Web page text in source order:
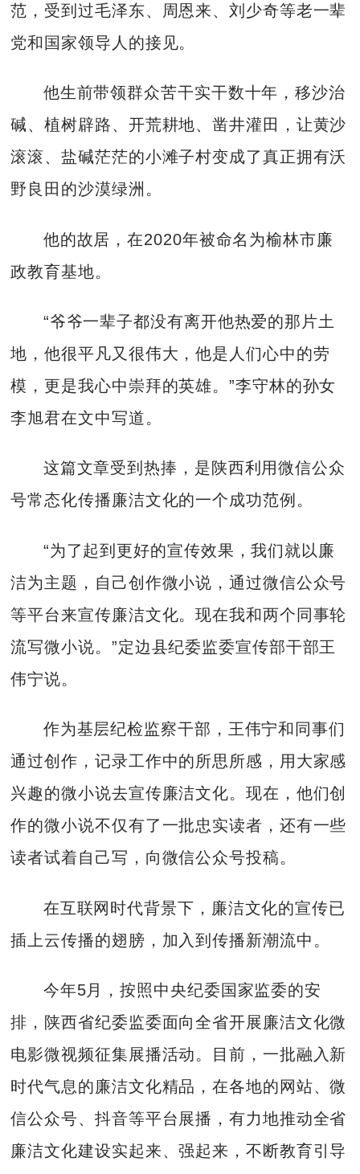
范，受到过毛泽东、周恩来、刘少奇等老一辈
党和国家领导人的接见。
他生前带领群众苦干实干数十年，移沙治
碱、植树辟路、开荒耕地、凿井灌田，让黄沙
滚滚、盐碱茫茫的小滩子村变成了真正拥有沃
野良田的沙漠绿洲。
他的故居，在2020年被命名为榆林市廉
政教育基地。
“爷爷一辈子都没有离开他热爱的那片土
地，他很平凡又很伟大，他是人们心中的劳
模，更是我心中崇拜的英雄。”李守林的孙女
李旭君在文中写道。
这篇文章受到热捧，是陕西利用微信公众
号常态化传播廉洁文化的一个成功范例。
“为了起到更好的宣传效果，我们就以廉
洁为主题，自己创作微小说，通过微信公众号
等平台来宣传廉洁文化。现在我和两个同事轮
流写微小说。”定边县纪委监委宣传部干部王
伟宁说。
作为基层纪检监察干部，王伟宁和同事们
通过创作，记录工作中的所思所感，用大家感
兴趣的微小说去宣传廉洁文化。现在，他们创
作的微小说不仅有了一批忠实读者，还有一些
读者试着自己写，向微信公众号投稿。
在互联网时代背景下，廉洁文化的宣传已
插上云传播的翅膀，加入到传播新潮流中。
今年5月，按照中央纪委国家监委的安
排，陕西省纪委监委面向全省开展廉洁文化微
电影微视频征集展播活动。目前，一批融入新
时代气息的廉洁文化精品，在各地的网站、微
信公众号、抖音等平台展播，有力地推动全省
廉洁文化建设实起来、强起来，不断教育引导